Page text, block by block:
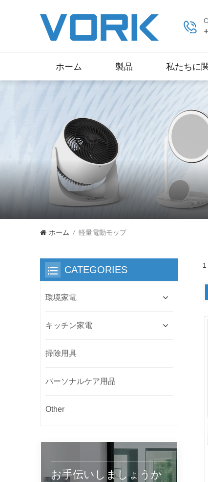
ホーム 製品 私たちに
ホーム / 軽量電動モップ
CATEGORIES
環境家電
キッチン家電
掃除用具
パーソナルケア用品
Other
お手伝いしましょうか